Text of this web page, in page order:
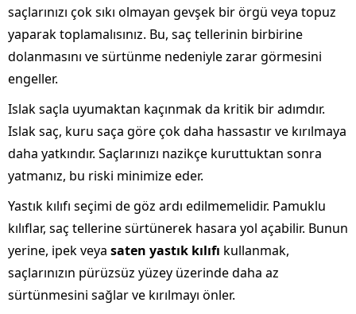
saçlarınızı çok sıkı olmayan gevşek bir örgü veya topuz
yaparak toplamalısınız. Bu, saç tellerinin birbirine
dolanmasını ve sürtünme nedeniyle zarar görmesini
engeller.
Islak saçla uyumaktan kaçınmak da kritik bir adımdır.
Islak saç, kuru saça göre çok daha hassastır ve kırılmaya
daha yatkındır. Saçlarınızı nazikçe kuruttuktan sonra
yatmanız, bu riski minimize eder.
Yastık kılıfı seçimi de göz ardı edilmemelidir. Pamuklu
kılıflar, saç tellerine sürtünerek hasara yol açabilir. Bunun
yerine, ipek veya saten yastık kılıfı kullanmak,
saçlarınızın pürüzsüz yüzey üzerinde daha az
sürtünmesini sağlar ve kırılmayı önler.